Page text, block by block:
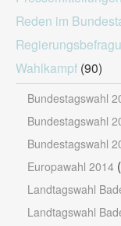
Reden im
Wahlkampf (90)
Bundestagswahl
Bundestagswahl
Bundestagswahl
Europawahl 2014
Landtagswahl
Landtagswahl